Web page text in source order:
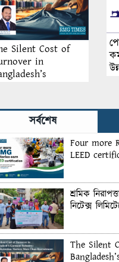
Silent Cost of
in
More Than
Recruitment
সর্বশেষ
Four more
LEED
শ্রমিক
নিটেক্স
The Silent